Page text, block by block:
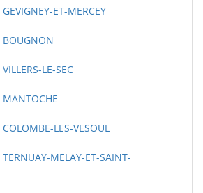
ET-MERCEY
LE-SEC
LES-VESOUL
MELAY-ET-SAINT-